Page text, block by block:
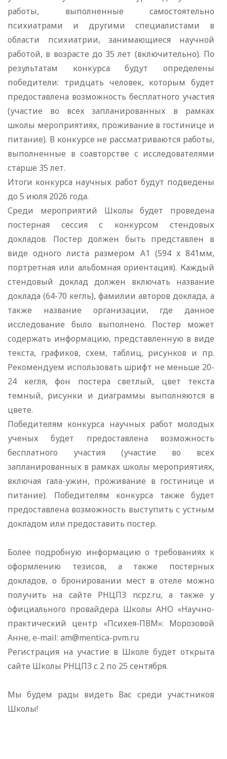
работы, выполненные самостоятельно
психиатрами и другими специалистами в
области психиатрии, занимающиеся научной
работой, в возрасте до 35 лет (включительно). По
результатам конкурса будут определены
победители: тридцать человек, которым будет
предоставлена возможность бесплатного участия
(участие во всех запланированных в рамках
школы мероприятиях, проживание в гостинице и
питание). В конкурсе не рассматриваются работы,
выполненные в соавторстве с исследователями
старше 35 лет.
Итоги конкурса научных работ будут подведены
до 5 июля 2026 года.
Среди мероприятий Школы будет проведена
постерная сессия с конкурсом стендовых
докладов. Постер должен быть представлен в
виде одного листа размером А1 (594 x 841мм,
портретная или альбомная ориентация). Каждый
стендовый доклад должен включать название
доклада (64-70 кегль), фамилии авторов доклада, а
также название организации, где данное
исследование было выполнено. Постер может
содержать информацию, представленную в виде
текста, графиков, схем, таблиц, рисунков и пр.
Рекомендуем использовать шрифт не меньше 20-
24 кегля, фон постера светлый, цвет текста
темный, рисунки и диаграммы выполняются в
цвете.
Победителям конкурса научных работ молодых
ученых будет предоставлена возможность
бесплатного участия (участие во всех
запланированных в рамках школы мероприятиях,
включая гала-ужин, проживание в гостинице и
питание). Победителям конкурса также будет
предоставлена возможность выступить с устным
докладом или предоставить постер.
Более подробную информацию о требованиях к
оформлению тезисов, а также постерных
докладов, о бронировании мест в отеле можно
получить на сайте РНЦПЗ ncpz.ru, а также у
официального провайдера Школы АНО «Научно-
практический центр «Психея-ПВМ»: Морозовой
Анне, e-mail: am@mentica-pvm.ru
Регистрация на участие в Школе будет открыта
сайте Школы РНЦПЗ с 2 по 25 сентября.
Мы будем рады видеть Вас среди участников
Школы!